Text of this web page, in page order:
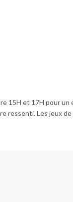
15H et 17H pour un
ressenti. Les jeux